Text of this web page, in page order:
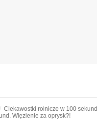
Ciekawostki rolnicze w 100 sekund
Więzienie za oprysk?!